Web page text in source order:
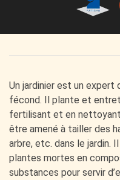
Un jardinier est un expert
fécond. Il plante et
fertilisant et en
être amené à tailler des
arbre, etc. dans le jardin.
plantes mortes en
substances pour servir